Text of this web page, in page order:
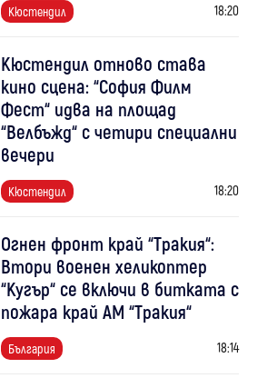
Кюстендил 18:20
Кюстендил отново става
кино сцена: “София Филм
Фест“ идва на площад
“Велбъжд“ с четири специални
вечери
Кюстендил 18:20
Огнен фронт край “Тракия“:
Втори военен хеликоптер
“Кугър“ се включи в битката с
пожара край АМ “Тракия“
България 18:14